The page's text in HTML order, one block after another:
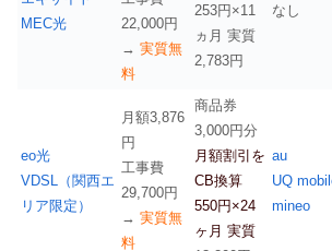
MEC光
22,000円
→ 実質無
料
253円×11
ヵ月 実質
2,783円
なし
eo光
VDSL（関西エ
リア限定）
月額3,876
円
工事費
29,700円
→ 実質無
料
商品券
3,000円分
月額割引を
CB換算
550円×24
ヶ月 実質
au
UQ
mineo